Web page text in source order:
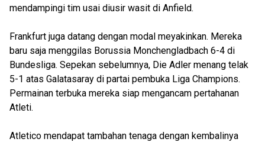
mendampingi tim usai diusir wasit di Anfield.
Frankfurt juga datang dengan modal meyakinkan. Mereka
baru saja menggilas Borussia Monchengladbach 6-4 di
Bundesliga. Sepekan sebelumnya, Die Adler menang telak
5-1 atas Galatasaray di partai pembuka Liga Champions.
Permainan terbuka mereka siap mengancam pertahanan
Atleti.
Atletico mendapat tambahan tenaga dengan kembalinya